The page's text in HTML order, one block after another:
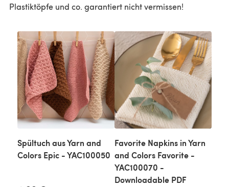
Plastiktöpfe und co. garantiert nicht vermissen!
Spültuch aus Yarn and
Colors Epic - YAC100050
Favorite Napkins in Yarn
and Colors Favorite -
YAC100070 -
Downloadable PDF